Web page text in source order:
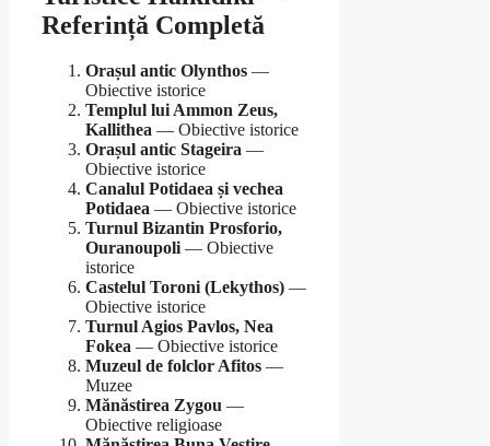
Referință Completă
Orașul antic Olynthos —
Obiective istorice
Templul lui Ammon Zeus,
Kallithea — Obiective istorice
Orașul antic Stageira —
Obiective istorice
Canalul Potidaea și vechea
Potidaea — Obiective istorice
Turnul Bizantin Prosforio,
Ouranoupoli— Obiective
istorice
Castelul Toroni (Lekythos) —
Obiective istorice
Turnul Agios Pavlos, Nea
Fokea — Obiective istorice
Muzeul de folclor Afitos —
Muzee
Mănăstirea Zygou —
Obiective religioase